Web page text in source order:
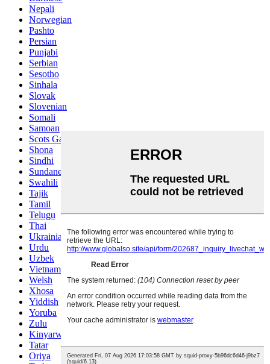
Nepali
Norwegian
Pashto
Persian
Punjabi
Serbian
Sesotho
Sinhala
Slovak
Slovenian
Somali
Samoan
Scots Gaelic
Shona
Sindhi
Sundanese
Swahili
Tajik
Tamil
Telugu
Thai
Ukrainian
Urdu
Uzbek
Vietnamese
Welsh
Xhosa
Yiddish
Yoruba
Zulu
Kinyarwanda
Tatar
Oriya